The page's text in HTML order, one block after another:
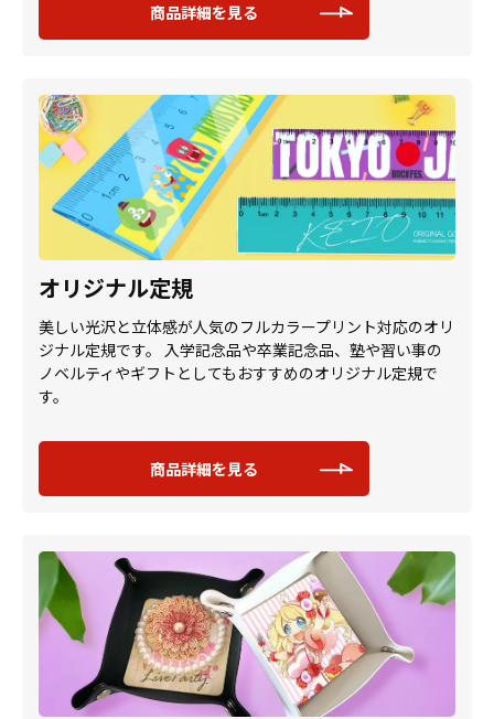
商品詳細を見る
オリジナル定規
美しい光沢と立体感が人気のフルカラープリント対応のオリ
ジナル定規です。 入学記念品や卒業記念品、塾や習い事の
ノベルティやギフトとしてもおすすめのオリジナル定規で
す。
商品詳細を見る